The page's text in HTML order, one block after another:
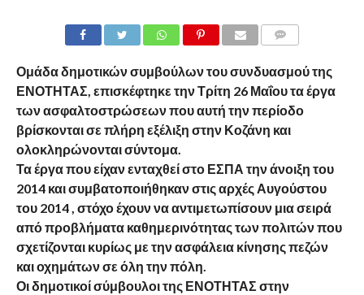
Ομάδα δημοτικών συμβούλων του συνδυασμού της
ΕΝΟΤΗΤΑΣ, επισκέφτηκε την Τρίτη 26 Μαΐου τα έργα
των ασφαλτοστρώσεων που αυτή την περίοδο
βρίσκονται σε πλήρη εξέλιξη στην Κοζάνη και
ολοκληρώνονται σύντομα.
Τα έργα που είχαν ενταχθεί στο ΕΣΠΑ την άνοιξη του
2014 και συμβατοποιήθηκαν στις αρχές Αυγούστου
του 2014 , στόχο έχουν να αντιμετωπίσουν μια σειρά
από προβλήματα καθημερινότητας των πολιτών που
σχετίζονται κυρίως με την ασφάλεια κίνησης πεζών
και οχημάτων σε όλη την πόλη.
Οι δημοτικοί σύμβουλοι της ΕΝΟΤΗΤΑΣ στην